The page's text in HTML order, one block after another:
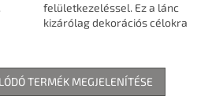
felületkezeléssel. Ez a lánc
kizárólag dekorációs célokra
stb.
TERMÉK MEGJELENÍTÉSE